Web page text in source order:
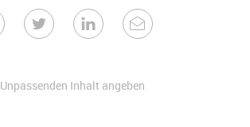
Unpassenden Inhalt angeben